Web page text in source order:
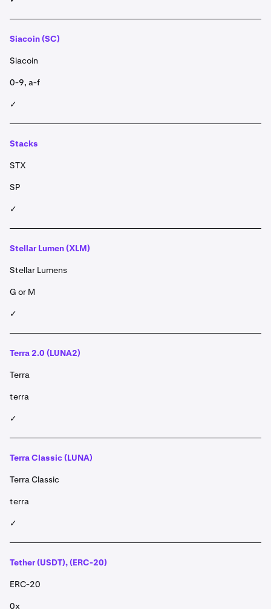
Siacoin (SC)
Siacoin
0-9, a-f
✓
Stacks
STX
SP
✓
Stellar Lumen (XLM)
Stellar Lumens
G or M
✓
Terra 2.0 (LUNA2)
Terra
terra
✓
Terra Classic (LUNA)
Terra Classic
terra
✓
Tether (USDT), (ERC-20)
ERC-20
0x